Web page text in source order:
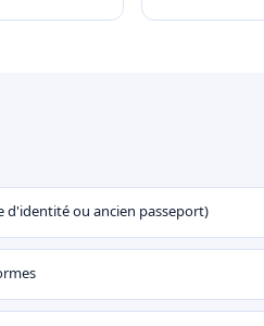
d'identité ou ancien passeport)